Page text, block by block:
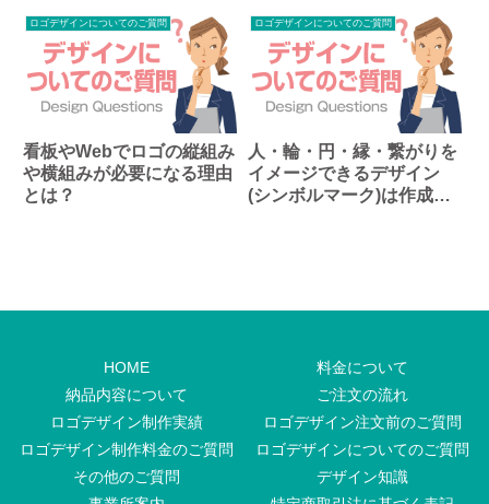
ロゴデザインについてのご質問
看板やWebでロゴの縦組み
や横組みが必要になる理由
とは？
ロゴデザインについてのご質問
人・輪・円・縁・繋がりを
イメージできるデザイン
(シンボルマーク)は作成で
HOME
料金について
納品内容について
ご注文の流れ
ロゴデザイン制作実績
ロゴデザイン注文前のご質問
ロゴデザイン制作料金のご質問
ロゴデザインについてのご質問
その他のご質問
デザイン知識